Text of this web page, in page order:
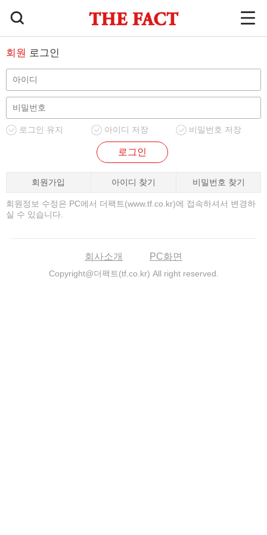
회원 로그인
로그인 유지 아이디 저장 비밀번호 저장
로그인
회원가입 아이디 찾기 비밀번호 찾기
회원정보 수정은 PC에서 더팩트(www.tf.co.kr)에 접속하셔서 변경하
실 수 있습니다.
회사소개 PC화면
Copyright@더팩트(tf.co.kr) All right reserved.